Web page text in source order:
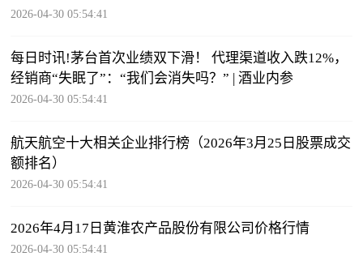
2026-04-30 05:54:41
每日时讯!茅台首次业绩双下滑！ 代理渠道收入跌12%，
经销商“失眠了”：“我们会消失吗？” | 酒业内参
2026-04-30 05:54:41
航天航空十大相关企业排行榜（2026年3月25日股票成交
额排名）
2026-04-30 05:54:41
2026年4月17日黄淮农产品股份有限公司价格行情
2026-04-30 05:54:41